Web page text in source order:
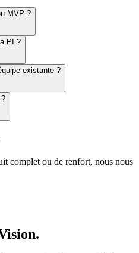
MVP ?
PI ?
existante ?
complet ou de renfort, nous nous